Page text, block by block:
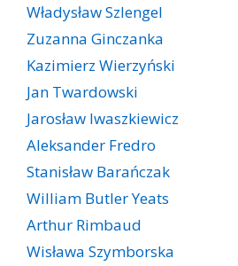
Władysław Szlengel
Zuzanna Ginczanka
Kazimierz Wierzyński
Jan Twardowski
Jarosław Iwaszkiewicz
Aleksander Fredro
Stanisław Barańczak
William Butler Yeats
Arthur Rimbaud
Wisława Szymborska